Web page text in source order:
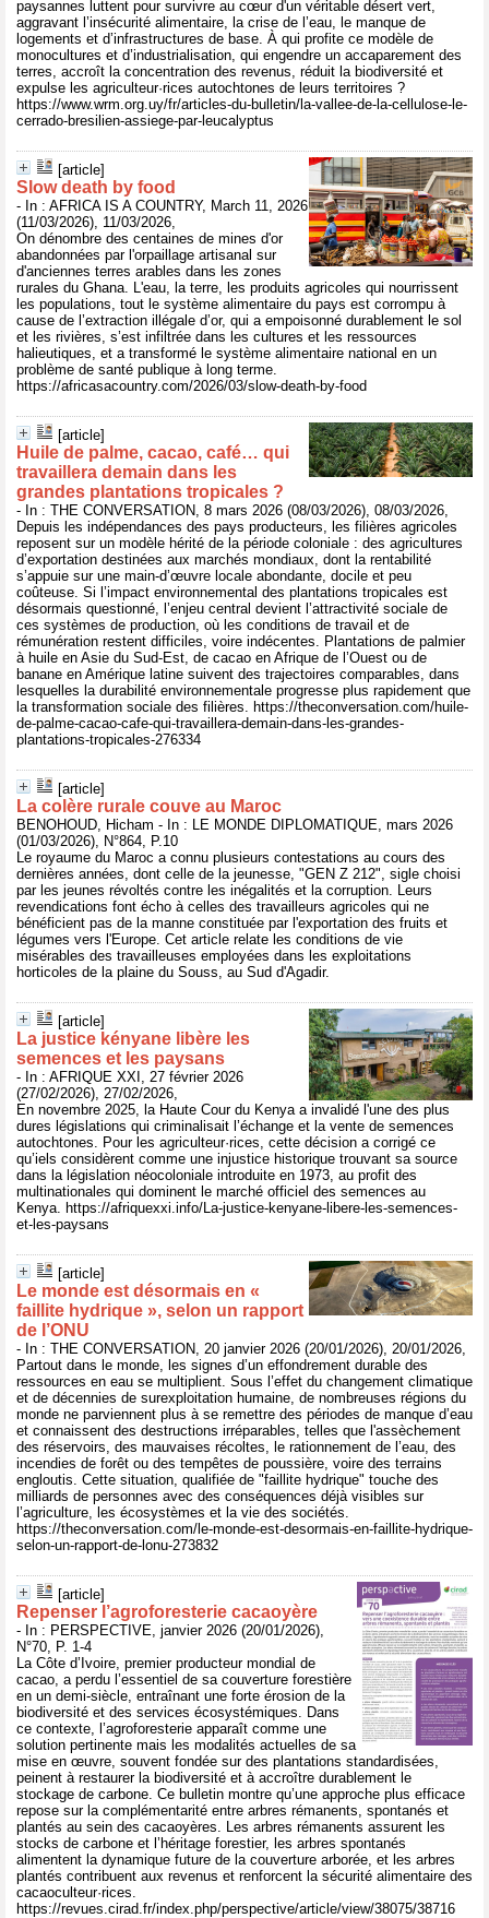
paysannes luttent pour survivre au cœur d'un véritable désert vert,
aggravant l’insécurité alimentaire, la crise de l’eau, le manque de
logements et d’infrastructures de base. À qui profite ce modèle de
monocultures et d’industrialisation, qui engendre un accaparement des
terres, accroît la concentration des revenus, réduit la biodiversité et
expulse les agriculteur·rices autochtones de leurs territoires ?
https://www.wrm.org.uy/fr/articles-du-bulletin/la-vallee-de-la-cellulose-le-
cerrado-bresilien-assiege-par-leucalyptus
[article]
Slow death by food
- In : AFRICA IS A COUNTRY, March 11, 2026
(11/03/2026), 11/03/2026,
On dénombre des centaines de mines d'or
abandonnées par l'orpaillage artisanal sur
d'anciennes terres arables dans les zones
rurales du Ghana. L'eau, la terre, les produits agricoles qui nourrissent
les populations, tout le système alimentaire du pays est corrompu à
cause de l’extraction illégale d’or, qui a empoisonné durablement le sol
et les rivières, s’est infiltrée dans les cultures et les ressources
halieutiques, et a transformé le système alimentaire national en un
problème de santé publique à long terme.
https://africasacountry.com/2026/03/slow-death-by-food
[article]
Huile de palme, cacao, café… qui
travaillera demain dans les
grandes plantations tropicales ?
- In : THE CONVERSATION, 8 mars 2026 (08/03/2026), 08/03/2026,
Depuis les indépendances des pays producteurs, les filières agricoles
reposent sur un modèle hérité de la période coloniale : des agricultures
d’exportation destinées aux marchés mondiaux, dont la rentabilité
s’appuie sur une main-d’œuvre locale abondante, docile et peu
coûteuse. Si l’impact environnemental des plantations tropicales est
désormais questionné, l’enjeu central devient l’attractivité sociale de
ces systèmes de production, où les conditions de travail et de
rémunération restent difficiles, voire indécentes. Plantations de palmier
à huile en Asie du Sud-Est, de cacao en Afrique de l’Ouest ou de
banane en Amérique latine suivent des trajectoires comparables, dans
lesquelles la durabilité environnementale progresse plus rapidement que
la transformation sociale des filières. https://theconversation.com/huile-
de-palme-cacao-cafe-qui-travaillera-demain-dans-les-grandes-
plantations-tropicales-276334
[article]
La colère rurale couve au Maroc
BENOHOUD, Hicham - In : LE MONDE DIPLOMATIQUE, mars 2026
(01/03/2026), N°864, P.10
Le royaume du Maroc a connu plusieurs contestations au cours des
dernières années, dont celle de la jeunesse, "GEN Z 212", sigle choisi
par les jeunes révoltés contre les inégalités et la corruption. Leurs
revendications font écho à celles des travailleurs agricoles qui ne
bénéficient pas de la manne constituée par l'exportation des fruits et
légumes vers l'Europe. Cet article relate les conditions de vie
misérables des travailleuses employées dans les exploitations
horticoles de la plaine du Souss, au Sud d'Agadir.
[article]
La justice kényane libère les
semences et les paysans
- In : AFRIQUE XXI, 27 février 2026
(27/02/2026), 27/02/2026,
En novembre 2025, la Haute Cour du Kenya a invalidé l'une des plus
dures législations qui criminalisait l’échange et la vente de semences
autochtones. Pour les agriculteur·rices, cette décision a corrigé ce
qu’iels considèrent comme une injustice historique trouvant sa source
dans la législation néocoloniale introduite en 1973, au profit des
multinationales qui dominent le marché officiel des semences au
Kenya. https://afriquexxi.info/La-justice-kenyane-libere-les-semences-
et-les-paysans
[article]
Le monde est désormais en «
faillite hydrique », selon un rapport
de l’ONU
- In : THE CONVERSATION, 20 janvier 2026 (20/01/2026), 20/01/2026,
Partout dans le monde, les signes d’un effondrement durable des
ressources en eau se multiplient. Sous l’effet du changement climatique
et de décennies de surexploitation humaine, de nombreuses régions du
monde ne parviennent plus à se remettre des périodes de manque d’eau
et connaissent des destructions irréparables, telles que l'assèchement
des réservoirs, des mauvaises récoltes, le rationnement de l’eau, des
incendies de forêt ou des tempêtes de poussière, voire des terrains
engloutis. Cette situation, qualifiée de "faillite hydrique" touche des
milliards de personnes avec des conséquences déjà visibles sur
l’agriculture, les écosystèmes et la vie des sociétés.
https://theconversation.com/le-monde-est-desormais-en-faillite-hydrique-
selon-un-rapport-de-lonu-273832
[article]
Repenser l’agroforesterie cacaoyère
- In : PERSPECTIVE, janvier 2026 (20/01/2026),
N°70, P. 1-4
La Côte d’Ivoire, premier producteur mondial de
cacao, a perdu l’essentiel de sa couverture forestière
en un demi-siècle, entraînant une forte érosion de la
biodiversité et des services écosystémiques. Dans
ce contexte, l’agroforesterie apparaît comme une
solution pertinente mais les modalités actuelles de sa
mise en œuvre, souvent fondée sur des plantations standardisées,
peinent à restaurer la biodiversité et à accroître durablement le
stockage de carbone. Ce bulletin montre qu’une approche plus efficace
repose sur la complémentarité entre arbres rémanents, spontanés et
plantés au sein des cacaoyères. Les arbres rémanents assurent les
stocks de carbone et l’héritage forestier, les arbres spontanés
alimentent la dynamique future de la couverture arborée, et les arbres
plantés contribuent aux revenus et renforcent la sécurité alimentaire des
cacaoculteur·rices.
https://revues.cirad.fr/index.php/perspective/article/view/38075/38716